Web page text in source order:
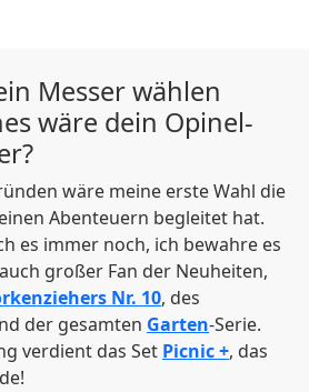
Messer wählen
wäre dein Opinel-
wäre meine erste Wahl die
Abenteuern begleitet hat.
es immer noch, ich bewahre es
großer Fan der Neuheiten,
Nr. 10, des
der gesamten Garten-Serie.
verdient das Set Picnic +, das